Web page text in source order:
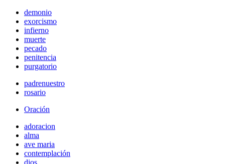
demonio
exorcismo
infierno
muerte
pecado
penitencia
purgatorio
padrenuestro
rosario
Oración
adoracion
alma
ave maria
contemplación
dios